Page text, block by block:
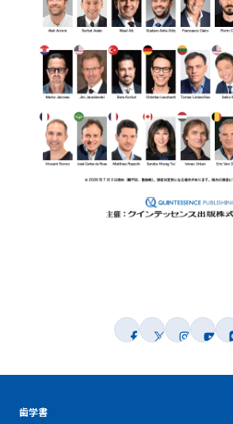
歯学書